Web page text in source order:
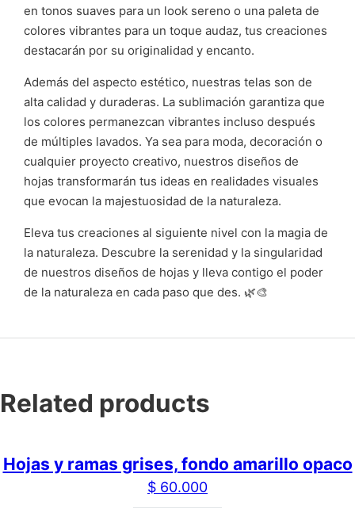
en tonos suaves para un look sereno o una paleta de
colores vibrantes para un toque audaz, tus creaciones
destacarán por su originalidad y encanto.
Además del aspecto estético, nuestras telas son de
alta calidad y duraderas. La sublimación garantiza que
los colores permanezcan vibrantes incluso después
de múltiples lavados. Ya sea para moda, decoración o
cualquier proyecto creativo, nuestros diseños de
hojas transformarán tus ideas en realidades visuales
que evocan la majestuosidad de la naturaleza.
Eleva tus creaciones al siguiente nivel con la magia de
la naturaleza. Descubre la serenidad y la singularidad
de nuestros diseños de hojas y lleva contigo el poder
de la naturaleza en cada paso que des. 🌿🎨
Related products
Hojas y ramas grises, fondo amarillo opaco
$ 60.000